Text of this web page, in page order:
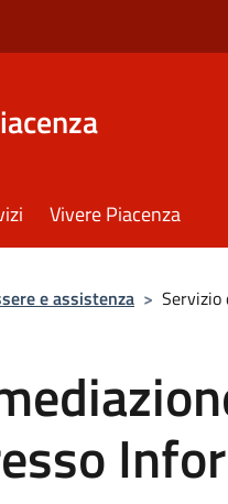
Vivere Piacenza
e assistenza > Servizio